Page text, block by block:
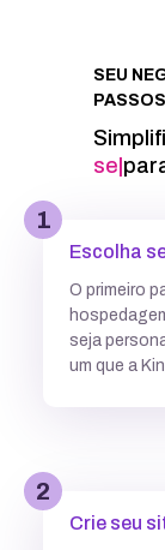
Banco de
Múltiplas
SEU
PASSOS
seu
1
Escolha
O primeiro
seja
um que a
2
Crie seu